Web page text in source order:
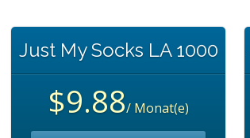
Just My Socks LA 1000
$9.88/ Monat(e)